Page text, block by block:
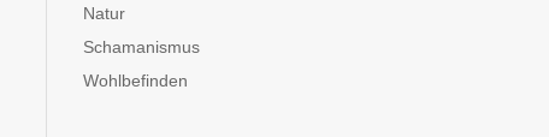
Natur
Schamanismus
Wohlbefinden